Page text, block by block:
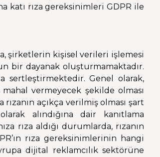
katı rıza gereksinimleri GDPR ile
şirketlerin kişisel verileri işlemesi
bir dayanak oluşturmamaktadır.
sertleştirmektedir. Genel olarak,
vermeyecek şekilde olması
açıkça verilmiş olması şart
alındığına dair kanıtlama
rıza aldığı durumlarda, rızanın
rıza gereksinimlerinin hangi
dijital reklamcılık sektörüne